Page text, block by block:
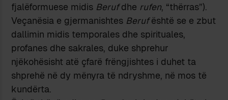
fjalëformuese midis Berufdhe rufen, “thërras”).
Veçanësia e gjermanishtes Berufështë se e zbut
dallimin midis temporales dhe spirituales,
profanes dhe sakrales, duke shprehur
njëkohësisht atë çfarë frëngjishtes i duhet ta
shprehë në dy mënyra të ndryshme, në mos të
kundërta.